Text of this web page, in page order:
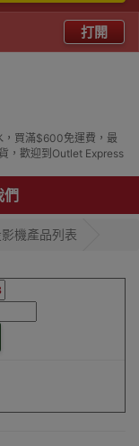
打開
，買滿$600免運費，最
，歡迎到Outlet Express
們
機產品列表